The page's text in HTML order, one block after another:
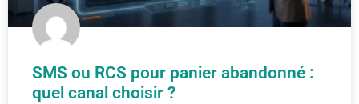
SMS ou RCS pour panier abandonné :
quel canal choisir ?